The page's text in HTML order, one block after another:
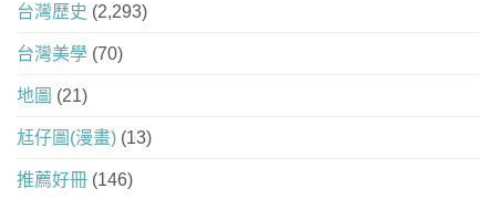
台灣歷史 (2,293)
台灣美學 (70)
地圖 (21)
尪仔圖(漫畫) (13)
推薦好冊 (146)